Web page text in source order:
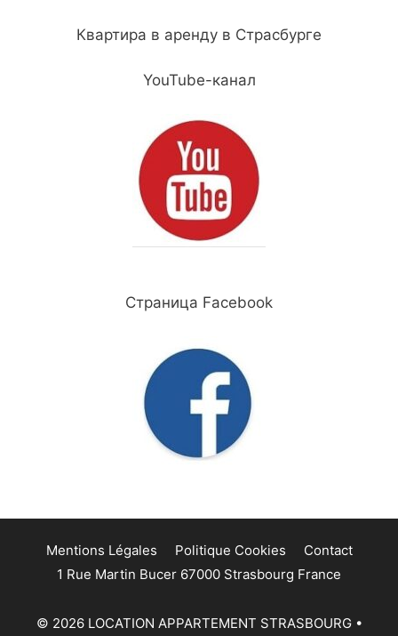
Квартира в аренду в Страсбурге
YouTube-канал
Страница Facebook
Mentions Légales Politique Cookies
Contact
1 Rue Martin Bucer 67000 Strasbourg France
© 2026 LOCATION APPARTEMENT STRASBOURG•